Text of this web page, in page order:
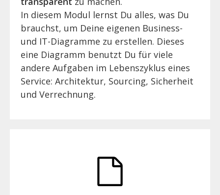
In diesem Modul lernst Du alles, was Du
brauchst, um Deine eigenen Business-
und IT-Diagramme zu erstellen. Dieses
eine Diagramm benutzt Du für viele
andere Aufgaben im Lebenszyklus eines
Service: Architektur, Sourcing, Sicherheit
und Verrechnung.